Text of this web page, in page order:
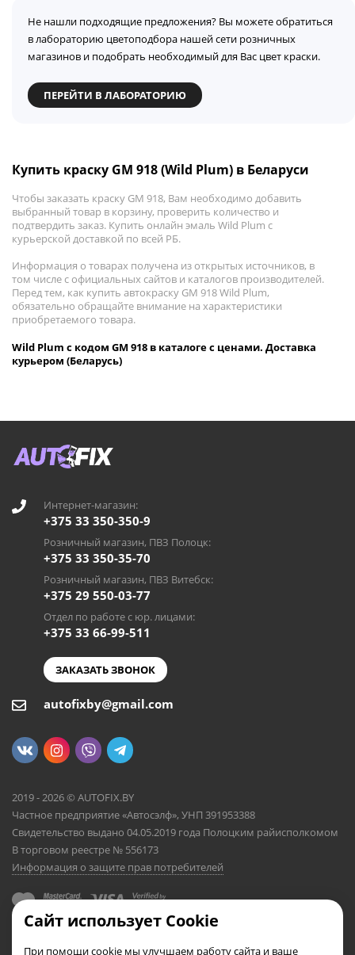
Не нашли подходящие предложения? Вы можете обратиться
в лабораторию цветоподбора нашей сети розничных
магазинов и подобрать необходимый для Вас цвет краски.
ПЕРЕЙТИ В ЛАБОРАТОРИЮ
Купить краску GM 918 (Wild Plum) в Беларуси
Чтобы заказать краску GM 918, Вам необходимо добавить
выбранный товар в корзину, проверить количество и
подтвердить заказ. Купить онлайн эмаль Wild Plum с
курьерской доставкой по всей РБ.
Информация о товарах получена из открытых источников, в
том числе с официальных сайтов и каталогов производителей.
Перед тем, как купить автокраску GM 918 Wild Plum,
обязательно обращайте внимание на характеристики
приобретаемого товара.
Wild Plum с кодом GM 918 в каталоге с ценами. Доставка
курьером (Беларусь)
Интернет-магазин:
+375 33 350-350-9
Розничный магазин, ПВЗ Полоцк:
+375 33 350-35-70
Розничный магазин, ПВЗ Витебск:
+375 29 550-03-77
Отдел по работе с юр. лицами:
+375 33 66-99-511
ЗАКАЗАТЬ ЗВОНОК
autofixby@gmail.com
2019 - 2026 © AUTOFIX.BY
Частное предприятие «Автосэлф», УНП 391953388
Свидетельство выдано 04.05.2019 года Полоцким райисполкомом
В торговом реестре № 556173
Информация о защите прав потребителей
Сайт использует Cookie
При помощи cookie мы улучшаем работу сайта и ваше